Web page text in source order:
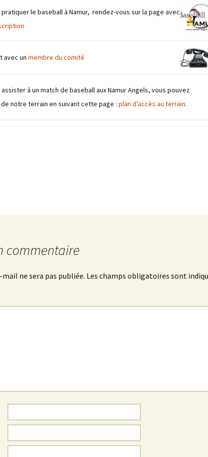
le baseball à Namur, rendez-vous sur la page avec
avec un membre du comité
à un match de baseball aux Namur Angels, vous pouvez
notre terrain en suivant cette page : plan d’accès au terrain.
commentaire
ne sera pas publiée. Les champs obligatoires sont